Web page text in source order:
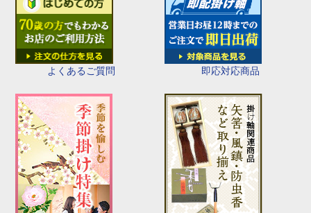
よくあるご質問 即応対応商品